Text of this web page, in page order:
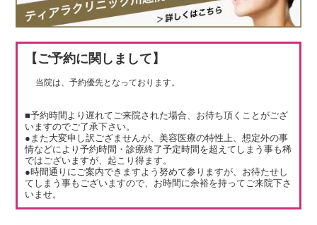
【ご予約に関しまして】
当院は、予約優先となっております。
■予約時間より遅れてご来院された場合、お待ち頂くことがござ
いますのでご了承下さい。
●また大変申し訳ござませんが、美容医療の特性上、想定外の事
情などにより予約時間・診療終了予定時間を超えてしまう事も稀
ではございますが、起こり得ます。
●時間通りにご案内できますよう努めて参りますが、お待たせし
てしまう事もございますので、お時間に余裕を持ってご来院下さ
いませ。